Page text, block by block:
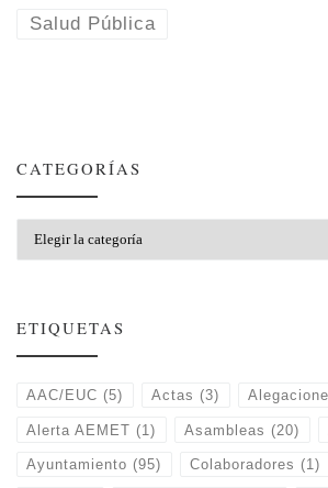
Salud Pública
CATEGORÍAS
ETIQUETAS
AAC/EUC (5) Actas (3)
Alerta AEMET (1) Asambleas (20)
Ayuntamiento (95) Colaboradores (1)